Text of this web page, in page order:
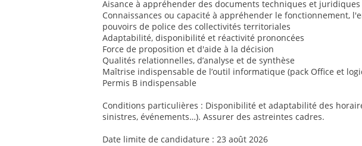
Aisance à appréhender des documents techniques et juridiques
Connaissances ou capacité à appréhender le fonctionnement,
pouvoirs de police des collectivités territoriales
Adaptabilité, disponibilité et réactivité prononcées
Force de proposition et d'aide à la décision
Qualités relationnelles, d’analyse et de synthèse
Maîtrise indispensable de l’outil informatique (pack Office et
Permis B indispensable
Conditions particulières : Disponibilité et adaptabilité des
sinistres, événements…). Assurer des astreintes cadres.
Date limite de candidature : 23 août 2026